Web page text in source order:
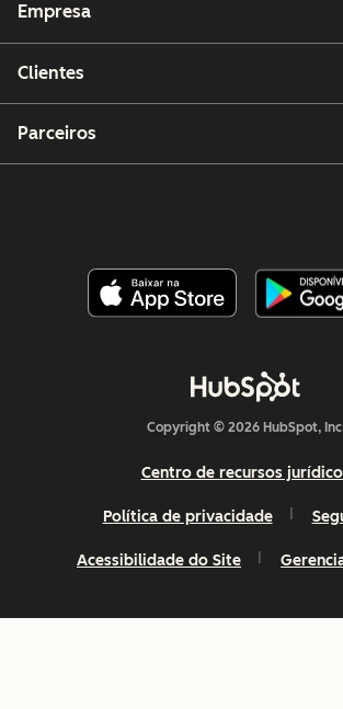
Empresa
Clientes
Parceiros
Copyright © 2026 HubSpot,
Centro de recursos
Política de privacidade
Acessibilidade do Site